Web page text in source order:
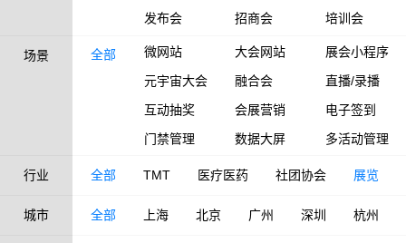
发布会
招商会 培训会
场景 全部 微网站 大会网站
展会小程序
元宇宙大会
融合会
直播/录播
互动抽奖
会展营销
电子签到
门禁管理
数据大屏 多活动管理
行业 全部 TMT 医疗医药 社团协会 展览
城市 全部 上海 北京 广州 深圳 杭州